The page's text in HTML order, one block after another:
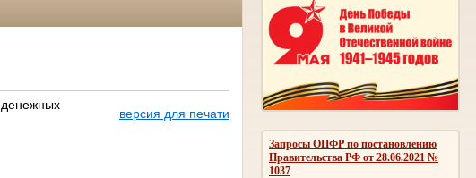
Запросы ОПФР по постановлению
Правительства РФ от 28.06.2021 №
1037
версия для печати